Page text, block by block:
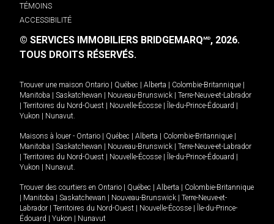
TÉMOINS
ACCESSIBILITÉ
© SERVICES IMMOBILIERS BRIDGEMARQMD, 2026.
TOUS DROITS RÉSERVÉS.
Trouver une maison Ontario Québec Alberta Colombie-Britannique
Manitoba
Saskatchewan Nouveau-Brunswick
Terre-Neuve-et-Labrador
Territoires du Nord-Ouest Nouvelle-Écosse Île-du-Prince-Édouard
Yukon
Nunavut.
Maisons à louer - Ontario Québec Alberta Colombie-Britannique
Manitoba
Saskatchewan Nouveau-Brunswick
Terre-Neuve-et-Labrador
Territoires du Nord-Ouest Nouvelle-Écosse Île-du-Prince-Édouard
Yukon
Nunavut.
Trouver des courtiers en Ontario Québec Alberta
Colombie-Britannique
Manitoba Saskatchewan Nouveau-Brunswick
Terre-Neuve-et-
Labrador
Territoires du Nord-Ouest Nouvelle-Écosse
Île-du-Prince-
Édouard
Yukon Nunavut